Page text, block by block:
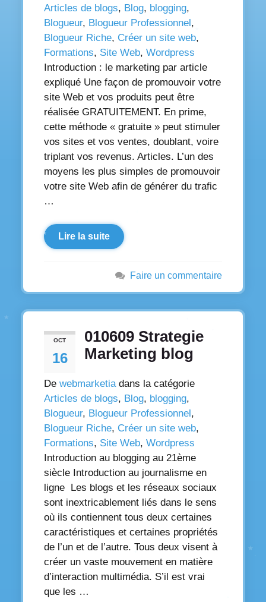
Articles de blogs, Blog, blogging,
Blogueur, Blogueur Professionnel ,
Blogueur Riche, Créer un site web,
Formations, Site Web, Wordpress
Introduction : le marketing par article
expliqué Une façon de promouvoir votre
site Web et vos produits peut être
réalisée GRATUITEMENT. En prime,
cette méthode « gratuite » peut stimuler
vos sites et vos ventes, doublant, voire
triplant vos revenus. Articles. L’un des
moyens les plus simples de promouvoir
votre site Web afin de générer du trafic
…
Lire la suite
Faire un commentaire
OCT
16
010609 Strategie
Marketing blog
De webmarketiadans la catégorie
Articles de blogs, Blog, blogging,
Blogueur, Blogueur Professionnel,
Blogueur Riche, Créer un site web,
Formations, Site Web, Wordpress
Introduction au blogging au 21ème
siècle Introduction au journalisme en
ligne Les blogs et les réseaux sociaux
sont inextricablement liés dans le sens
où ils contiennent tous deux certaines
caractéristiques et certaines propriétés
de l’un et de l’autre. Tous deux visent à
créer un vaste mouvement en matière
d’interaction multimédia. S’il est vrai
que les …